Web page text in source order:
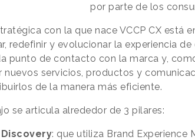
por parte de los
con la que nace VCCP CX está
redefinir y evolucionar la experiencia
punto de contacto con la marca y,
nuevos servicios, productos y
de la manera más eficiente.
se articula alrededor de 3 pilares:
: que utiliza Brand Experience